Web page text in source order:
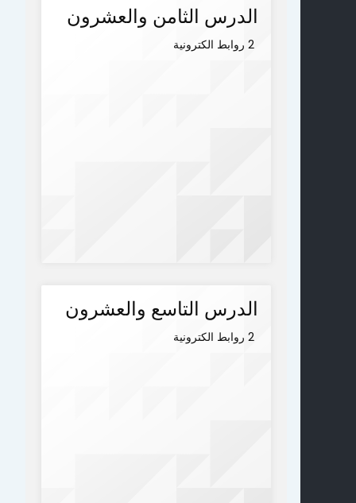
الدرس الثامن والعشرون
2 روابط الكترونية
الدرس التاسع والعشرون
2 روابط الكترونية